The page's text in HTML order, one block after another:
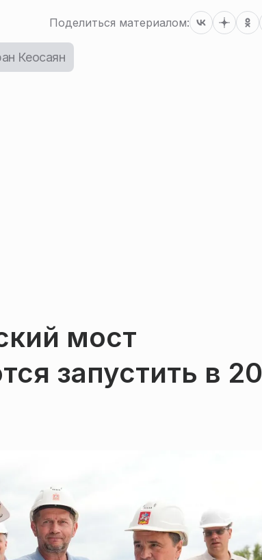
Поделиться материалом:
Кеосаян
мост
запустить в